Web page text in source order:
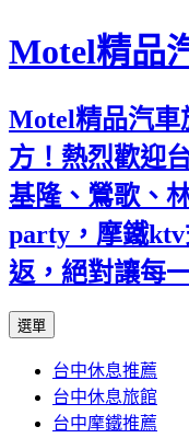
Motel精品
Motel精品汽車
方！熱烈歡迎
基隆、鶯歌、
party，摩鐵
返，絕對讓每
選單
內
容
台中休息推薦
台中休息旅館
台中摩鐵推薦